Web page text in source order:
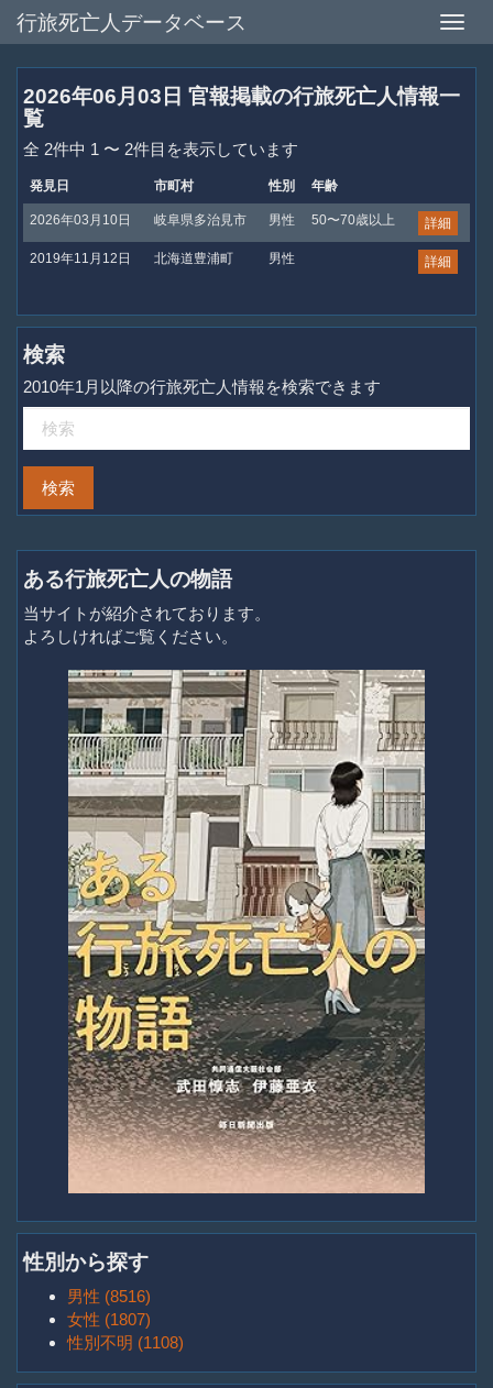
Toggle
行旅死亡人データベース
2026年06月03日 官報掲載の行旅死亡人情報一
覧
全 2件中 1 〜 2件目を表示しています
発見日 市町村 性別 年齢
2026年03月10日 岐阜県多治見市 男性 50〜70歳以上 詳細
2019年11月12日 北海道豊浦町 男性 詳細
検索
2010年1月以降の行旅死亡人情報を検索できます
ある行旅死亡人の物語
当サイトが紹介されております。
よろしければご覧ください。
性別から探す
男性 (8516)
女性 (1807)
性別不明 (1108)